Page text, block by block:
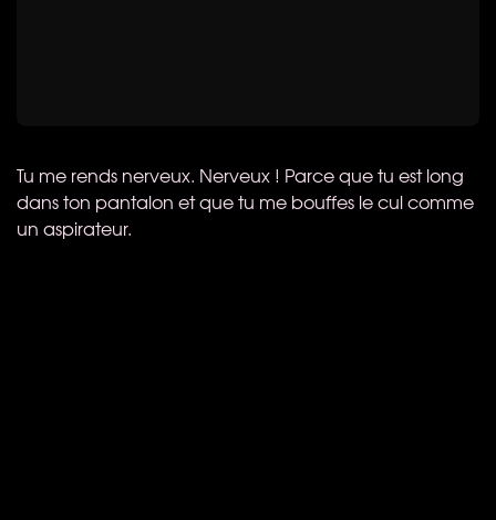
Tu me rends nerveux. Nerveux ! Parce que tu est long
dans ton pantalon et que tu me bouffes le cul comme
un aspirateur.